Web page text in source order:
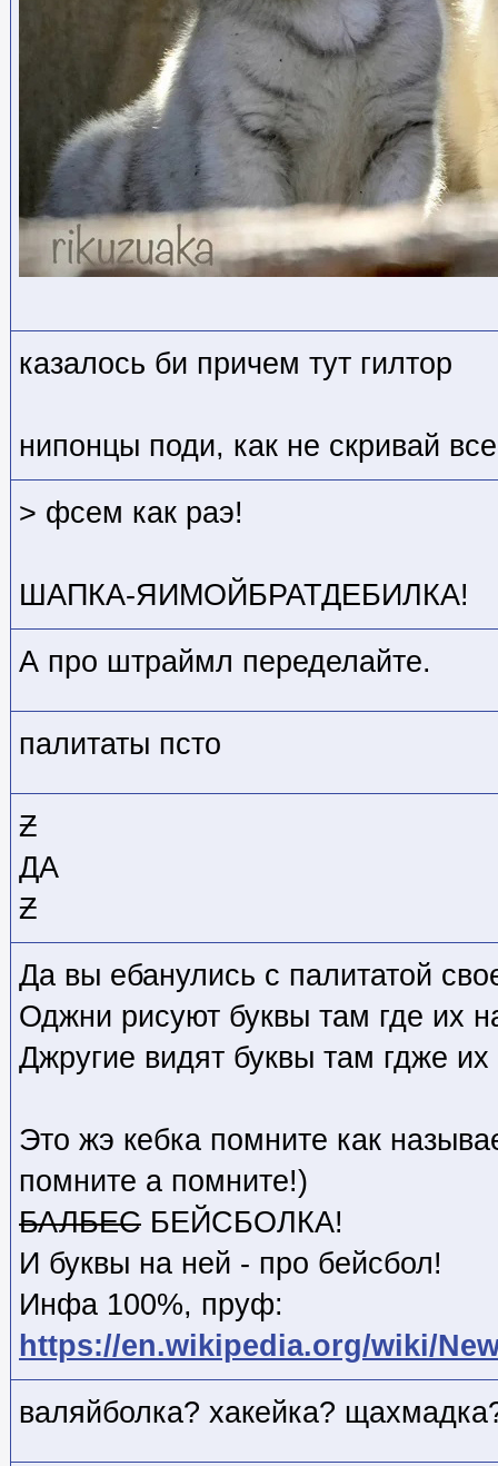
казалось би причем тут гилтор
нипонцы поди, как не скривай
> фсем как раэ!
ШАПКА-ЯИМОЙБРАТДЕБИЛКА!
А про штраймл переделайте.
палитаты псто
Ƶ
ДА
Ƶ
Да вы ебанулись с палитатой
Оджни рисуют буквы там где их
Джругие видят буквы там гдже их
Это жэ кебка помните как
помните а помните!)
БАЛБЕС БЕЙСБОЛКА!
И буквы на ней - про бейсбол!
Инфа 100%, пруф:
https://en.wikipedia.org/wiki/
валяйболка? хакейка?